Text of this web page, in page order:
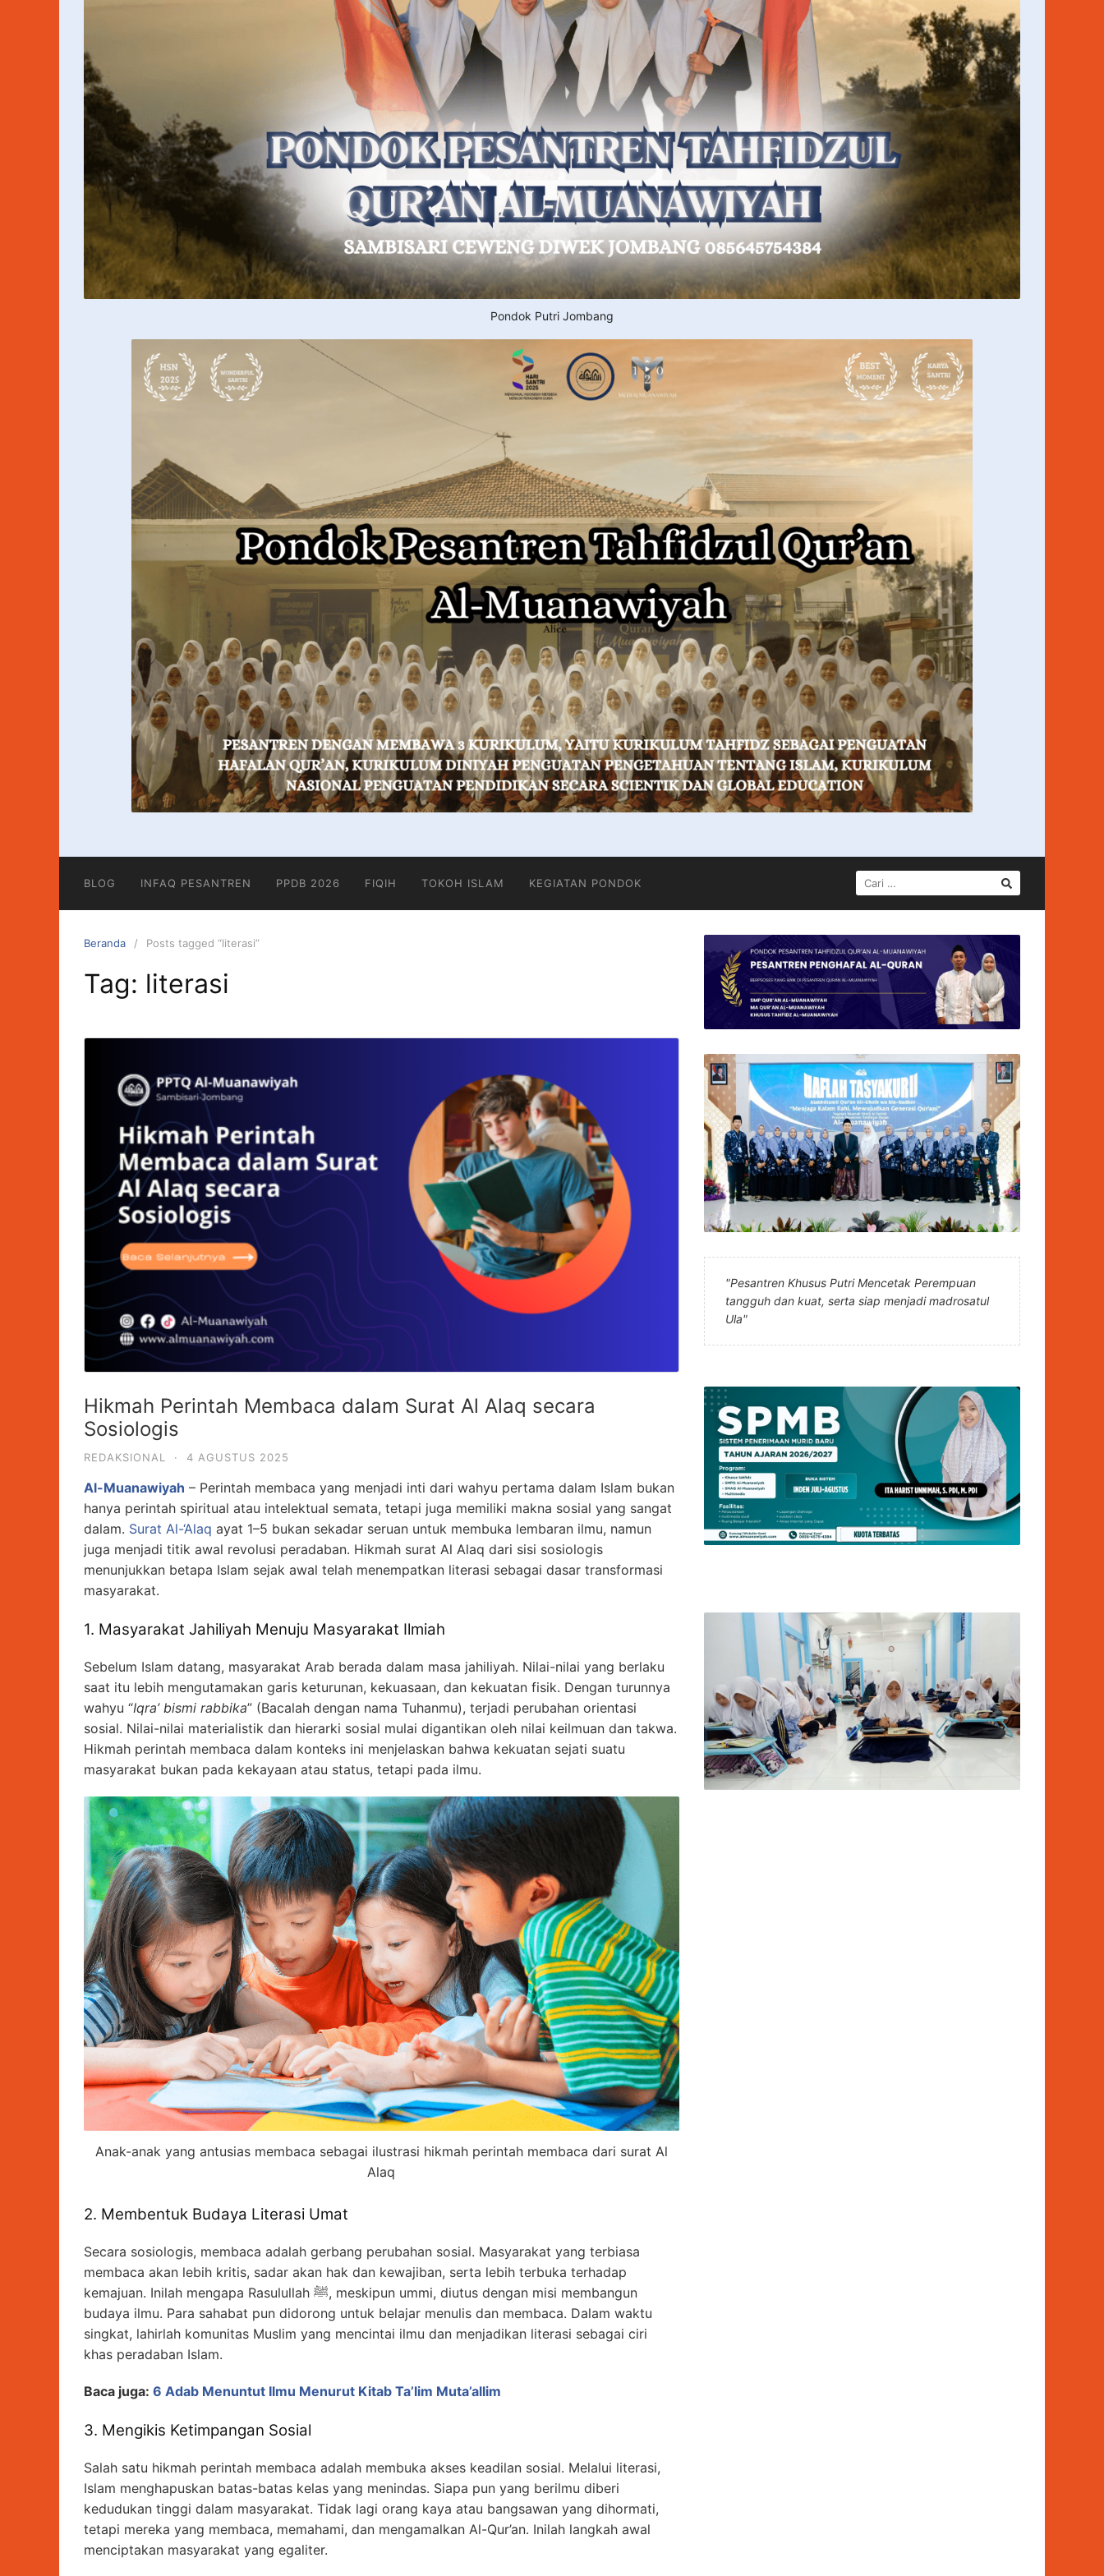
Pondok Putri Jombang
BLOG INFAQ PESANTREN PPDB 2026 FIQIH TOKOH ISLAM KEGIATAN PONDOK
CARI
UNTUK:
Beranda Posts tagged “literasi”
Tag: literasi
Hikmah Perintah Membaca dalam Surat Al Alaq secara
Sosiologis
REDAKSIONAL · 4 AGUSTUS 2025
Al-Muanawiyah – Perintah membaca yang menjadi inti dari wahyu pertama dalam Islam bukan
hanya perintah spiritual atau intelektual semata, tetapi juga memiliki makna sosial yang sangat
dalam. Surat Al-‘Alaq ayat 1–5 bukan sekadar seruan untuk membuka lembaran ilmu, namun
juga menjadi titik awal revolusi peradaban. Hikmah surat Al Alaq dari sisi sosiologis
menunjukkan betapa Islam sejak awal telah menempatkan literasi sebagai dasar transformasi
masyarakat.
1. Masyarakat Jahiliyah Menuju Masyarakat Ilmiah
Sebelum Islam datang, masyarakat Arab berada dalam masa jahiliyah. Nilai-nilai yang berlaku
saat itu lebih mengutamakan garis keturunan, kekuasaan, dan kekuatan fisik. Dengan turunnya
wahyu “Iqra’ bismi rabbika” (Bacalah dengan nama Tuhanmu), terjadi perubahan orientasi
sosial. Nilai-nilai materialistik dan hierarki sosial mulai digantikan oleh nilai keilmuan dan takwa.
Hikmah perintah membaca dalam konteks ini menjelaskan bahwa kekuatan sejati suatu
masyarakat bukan pada kekayaan atau status, tetapi pada ilmu.
Anak-anak yang antusias membaca sebagai ilustrasi hikmah perintah membaca dari surat Al
Alaq
2. Membentuk Budaya Literasi Umat
Secara sosiologis, membaca adalah gerbang perubahan sosial. Masyarakat yang terbiasa
membaca akan lebih kritis, sadar akan hak dan kewajiban, serta lebih terbuka terhadap
kemajuan. Inilah mengapa Rasulullah ﷺ, meskipun ummi, diutus dengan misi membangun
budaya ilmu. Para sahabat pun didorong untuk belajar menulis dan membaca. Dalam waktu
singkat, lahirlah komunitas Muslim yang mencintai ilmu dan menjadikan literasi sebagai ciri
khas peradaban Islam.
Baca juga: 6 Adab Menuntut Ilmu Menurut Kitab Ta’lim Muta’allim
3. Mengikis Ketimpangan Sosial
Salah satu hikmah perintah membaca adalah membuka akses keadilan sosial. Melalui literasi,
Islam menghapuskan batas-batas kelas yang menindas. Siapa pun yang berilmu diberi
kedudukan tinggi dalam masyarakat. Tidak lagi orang kaya atau bangsawan yang dihormati,
tetapi mereka yang membaca, memahami, dan mengamalkan Al-Qur’an. Inilah langkah awal
menciptakan masyarakat yang egaliter.
"Pesantren Khusus Putri Mencetak Perempuan
tangguh dan kuat, serta siap menjadi madrosatul
Ula"